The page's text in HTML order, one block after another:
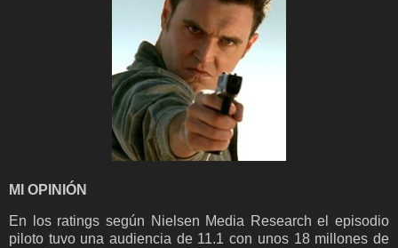
MI OPINIÓN
En los ratings según Nielsen Media Research el episodio
piloto tuvo una audiencia de 11.1 con unos 18 millones de